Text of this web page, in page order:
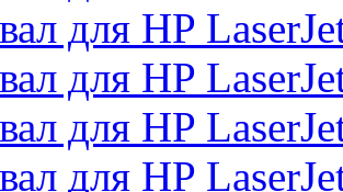
для HP
для HP
для HP
для HP